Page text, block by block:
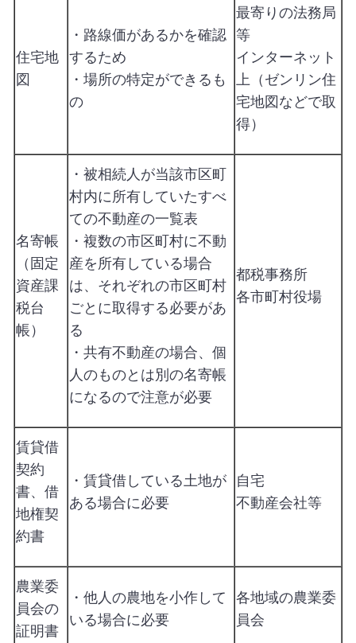
住宅地
図
・路線価があるかを確認
するため
・場所の特定ができるも
の
最寄りの法務局
等
インターネット
上（ゼンリン住
宅地図などで取
得）
名寄帳
（固定
資産課
税台
帳）
・被相続人が当該市区町
村内に所有していたすべ
ての不動産の一覧表
・複数の市区町村に不動
産を所有している場合
は、それぞれの市区町村
ごとに取得する必要があ
る
・共有不動産の場合、個
人のものとは別の名寄帳
になるので注意が必要
都税事務所
各市町村役場
賃貸借
契約
書、借
地権契
約書
・賃貸借している土地が
ある場合に必要
自宅
不動産会社等
農業委
員会の
証明書
・他人の農地を小作して
いる場合に必要
各地域の農業委
員会